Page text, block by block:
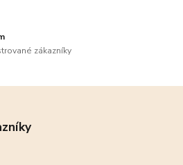
zákazníky